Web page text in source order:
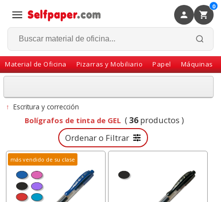
0
Material de Oficina Pizarras y Mobiliario Papel Máquinas
Volver
↑Escritura y corrección
Bolígrafos de tinta de GEL (36productos )
Ordenar o Filtrar
más vendido de su clase